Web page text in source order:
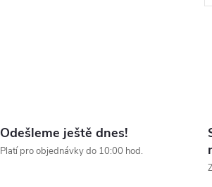
Odešleme ještě dnes!
Platí pro objednávky do 10:00 hod.